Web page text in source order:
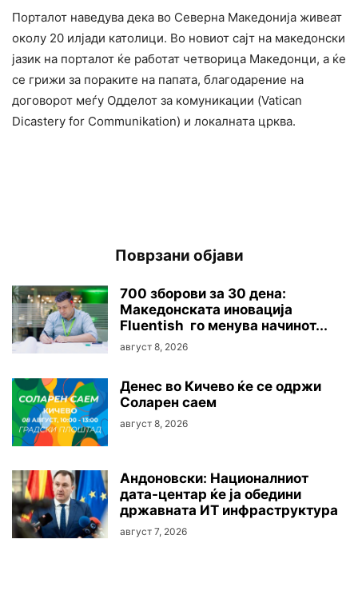
Порталот наведува дека во Северна Македонија живеат
околу 20 илјади католици. Во новиот сајт на македонски
јазик на порталот ќе работат четворица Македонци, а ќе
се грижи за пораките на папата, благодарение на
договорот меѓу Одделот за комуникации (Vatican
Dicastery for Communikation) и локалнaтa црква.
Поврзани објави
700 зборови за 30 дена:
Македонската иновација
Fluentish го менува начинот...
август 8, 2026
Денес во Кичево ќе се одржи
Соларен саем
август 8, 2026
Андоновски: Националниот
дата-центар ќе ја обедини
државната ИТ инфраструктура
август 7, 2026